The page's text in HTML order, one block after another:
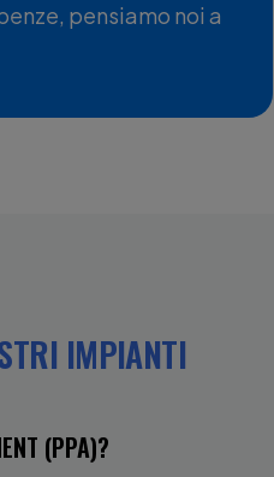
pensiamo noi a
IMPIANTI
(PPA)?